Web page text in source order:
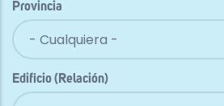
Provincia
Edificio (Relación)